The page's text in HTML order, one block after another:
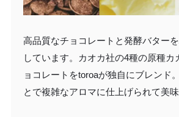
高品質なチョコレートと発酵バター
しています。カオカ社の4種の原種カ
ョコレートをtoroaが独自にブレンド
とで複雑なアロマに仕上げられて美味